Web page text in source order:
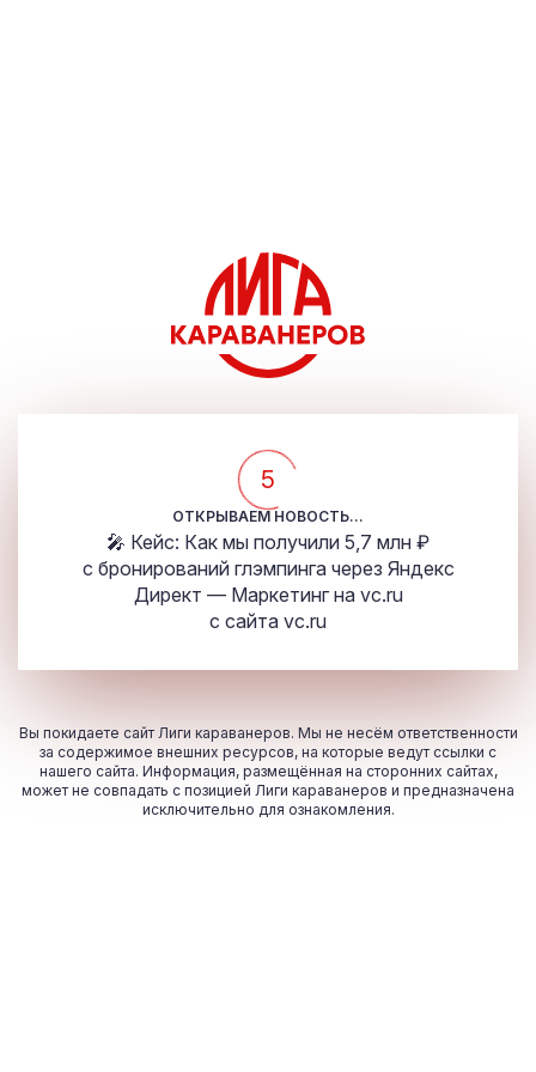
5
ОТКРЫВАЕМ НОВОСТЬ...
🎤 Кейс: Как мы получили 5,7 млн ₽
с бронирований глэмпинга через Яндекс
Директ — Маркетинг на vc.ru
с сайта vc.ru
Вы покидаете сайт Лиги караванеров. Мы не несём ответственности
за содержимое внешних ресурсов, на которые ведут ссылки с
нашего сайта. Информация, размещённая на сторонних сайтах,
может не совпадать с позицией Лиги караванеров и предназначена
исключительно для ознакомления.